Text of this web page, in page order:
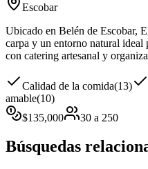
Escobar
Ubicado en Belén de Escobar,
carpa y un entorno natural ideal
con catering artesanal y
Calidad de la comida(13)
amable(10)
$135,000 30 a 250
Búsquedas